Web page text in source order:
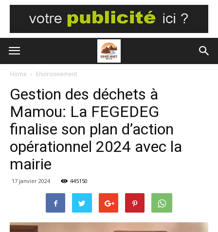
Home Environnement
Gestion des déchets à
Mamou: La FEGEDEG
finalise son plan d’action
opérationnel 2024 avec la
mairie
17 janvier 2024 445150